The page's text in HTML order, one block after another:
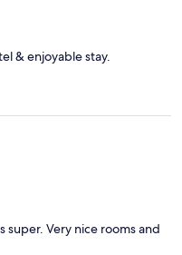
& enjoyable stay.
Very nice rooms and